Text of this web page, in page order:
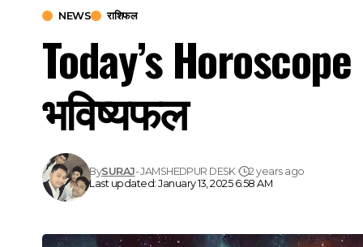
NEWS राशिफल
Today’s
भविष्यफल
Last updated: January 13, 2025 6:58 AM
BySURAJ- JAMSHEDPUR DESK 2 years ago